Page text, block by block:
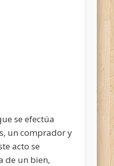
se efectúa
un comprador y
acto se
de un bien,